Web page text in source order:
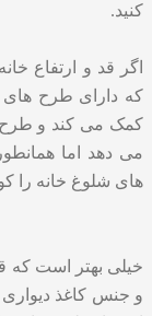
کنید.
اگر قد و ارتفاع
که دارای طرح های
کمک می کند و طرح
می دهد اما
های شلوغ خانه را
خیلی بهتر است که
و جنس کاغذ دیواری